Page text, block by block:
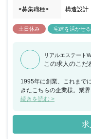
<募集職種> 構造設計
土日休み 宅建を活かせる
リアルエステート
この求人のこだ
1995年に創業、これまで
きたこちらの企業様。業
ど、新しいスタイルの家
1400棟。主に2000～
アは東京をはじめ千葉・
数精鋭の体制を活用し、
続きを読む >
求